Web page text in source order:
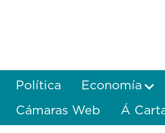
Política Economía
Cámaras Web
Á